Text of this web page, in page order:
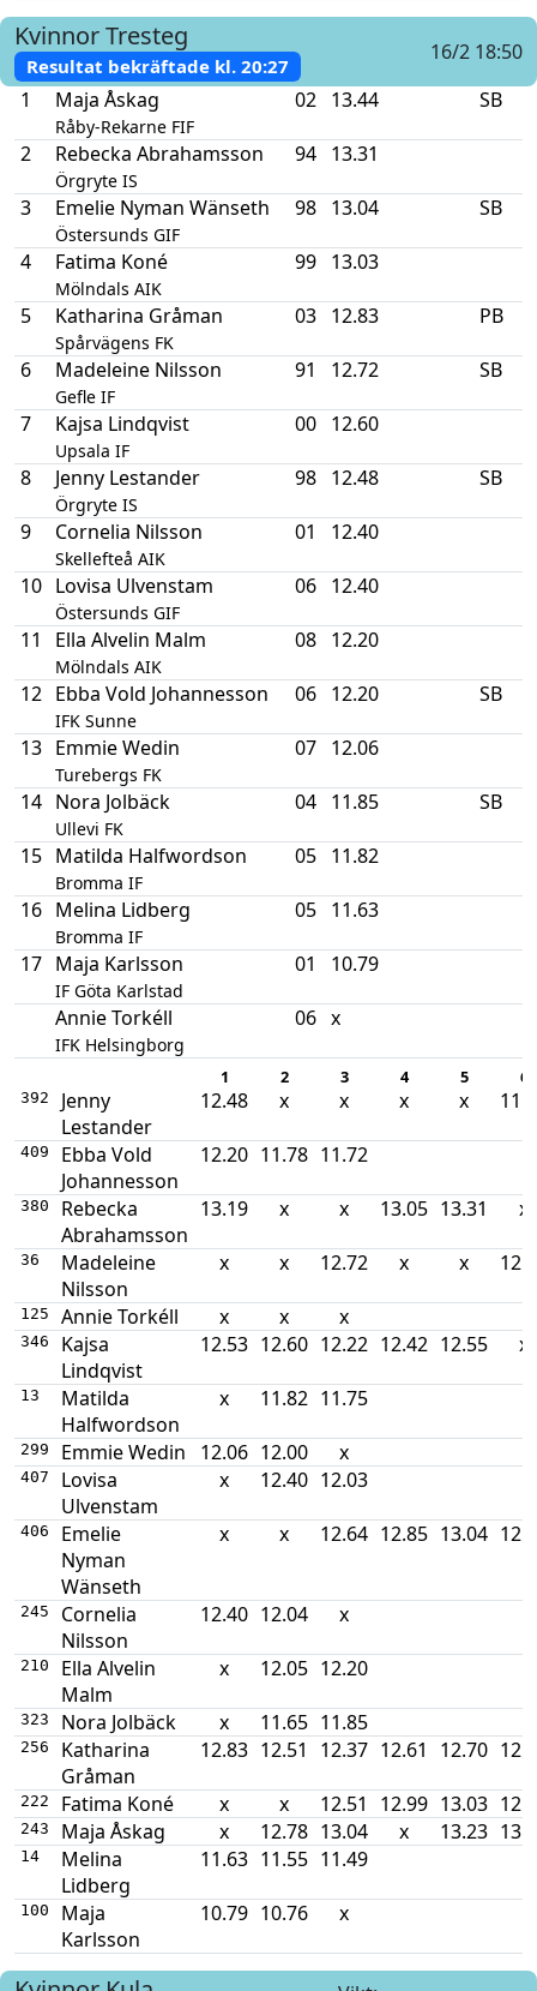
KvinnorTresteg
Resultat bekräftade kl.20:27
16/2 18:50
1
Maja Åskag
Råby-Rekarne FIF
02 13.44 SB
2 Rebecka Abrahamsson
Örgryte IS
94 13.31
3 Emelie Nyman Wänseth
Östersunds GIF
98 13.04 SB
4 Fatima Koné
Mölndals AIK
99 13.03
5 Katharina Gråman
Spårvägens FK
03 12.83 PB
6 Madeleine Nilsson
Gefle IF
91 12.72 SB
7 Kajsa Lindqvist
Upsala IF
00 12.60
8 Jenny Lestander
Örgryte IS
98 12.48 SB
9 Cornelia Nilsson
Skellefteå AIK
01 12.40
10 Lovisa Ulvenstam
Östersunds GIF
06 12.40
11 Ella Alvelin Malm
Mölndals AIK
08 12.20
12 Ebba Vold Johannesson
IFK Sunne
06 12.20 SB
13 Emmie Wedin
Turebergs FK
07 12.06
14 Nora Jolbäck
Ullevi FK
04 11.85 SB
15 Matilda Halfwordson
Bromma IF
05 11.82
16 Melina Lidberg
Bromma IF
05 11.63
17 Maja Karlsson
IF Göta Karlstad
01 10.79
Annie Torkéll
IFK Helsingborg
06 x
1 2 3 4 5 6
392
Jenny
Lestander
12.48 x x x x
409
Ebba Vold
Johannesson
12.20 11.78 11.72
380
Rebecka
Abrahamsson
13.19 x x 13.05 13.31 x
36
Madeleine
Nilsson
x x 12.72 x x
125 Annie Torkéll x x x
346
Kajsa
Lindqvist
12.53 12.60 12.22 12.42 12.55 x
13
Matilda
Halfwordson
x 11.82 11.75
299 Emmie Wedin 12.06 12.00 x
407
Lovisa
Ulvenstam
x 12.40 12.03
406
Emelie
Nyman
Wänseth
x x 12.64 12.85 13.04
245
Cornelia
Nilsson
12.40 12.04 x
210
Ella Alvelin
Malm
x 12.05 12.20
323 Nora Jolbäck x 11.65 11.85
256
Katharina
Gråman
12.83 12.51 12.37 12.61 12.70
222 Fatima Koné x x 12.51 12.99 13.03
243 Maja Åskag x 12.78 13.04 x 13.23
14
Melina
Lidberg
11.63 11.55 11.49
100
Maja
Karlsson
10.79 10.76 x